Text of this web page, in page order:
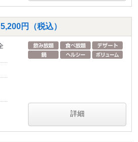
円（税込）
詳細